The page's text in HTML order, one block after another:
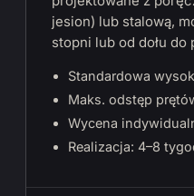
jesion) lub stalową,
stopni lub od dołu do
Standardowa
Maks. odstęp
Wycena
Realizacja: 4–8